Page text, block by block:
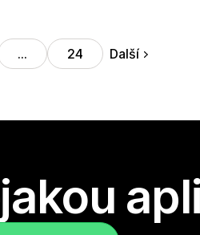
… 24 Další